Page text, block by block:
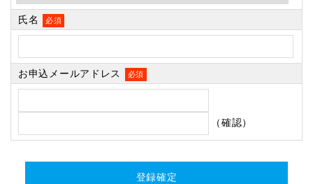
氏名 必須
お申込メールアドレス 必須
（確認）